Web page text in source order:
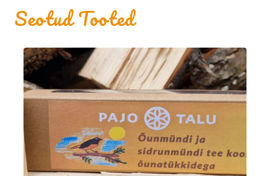
Seotud Tooted